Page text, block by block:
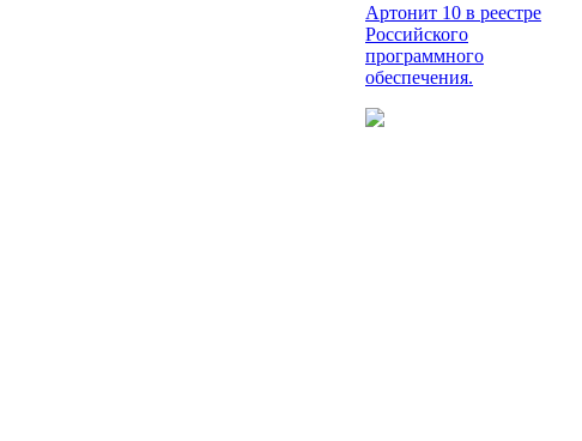
Артонит 10 в реестре
Российского
программного
обеспечения.